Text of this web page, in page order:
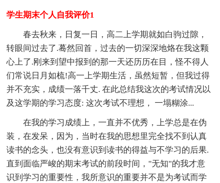
学生期末个人自我评价1
春去秋来，日复一日，高二上学期就如白驹过隙，
转眼间过去了.蓦然回首，过去的一切深深地烙在我这颗
心上了.刚来到望中报到的那一天还历历在目，怪不得人
们常说日月如梳!高一上学期生活，虽然短暂，但我过得
并不充实，成绩一落千丈. 在此总结我这次的考试情况以
及这学期的学习态度: 这次考试不理想， 一塌糊涂...
在我的学习成绩上，一直并不优秀，上学总是在伪
装，在发呆，因为，当时在我的思想里完全找不到认真
读书的念头，也没有意识到读书的得益与不学习的后果.
直到面临严峻的期末考试的前段时间，"无知"的我才意
识到学习的重要性，我所意识的重要并不是为考试而学